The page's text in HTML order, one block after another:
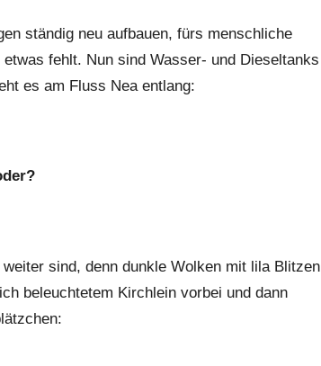
ständig neu aufbauen, fürs menschliche
fehlt. Nun sind Wasser- und Dieseltanks
es am Fluss Nea entlang:
sind, denn dunkle Wolken mit lila Blitzen
beleuchtetem Kirchlein vorbei und dann